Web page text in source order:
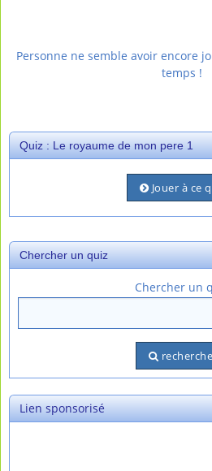
Personne ne semble avoir encore
temps !
Quiz : Le royaume de mon pere 1
Jouer à ce
Chercher un quiz
Chercher un
Lien sponsorisé